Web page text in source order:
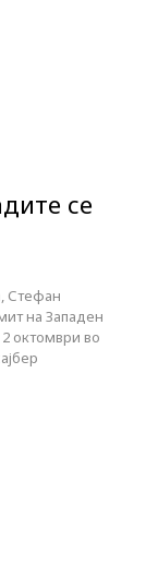
се
Стефан
на Западен
октомври во